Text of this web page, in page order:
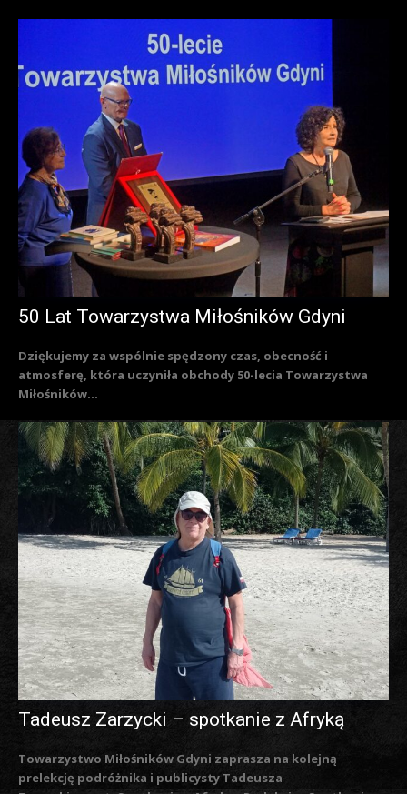
50 Lat Towarzystwa Miłośników Gdyni
Dziękujemy za wspólnie spędzony czas, obecność i
atmosferę, która uczyniła obchody 50-lecia Towarzystwa
Miłośników...
Tadeusz Zarzycki – spotkanie z Afryką
Towarzystwo Miłośników Gdyni zaprasza na kolejną
prelekcję podróżnika i publicysty Tadeusza